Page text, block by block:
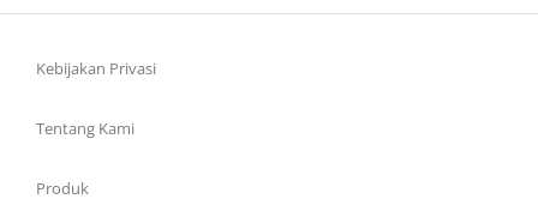
Kebijakan Privasi
Tentang Kami
Produk